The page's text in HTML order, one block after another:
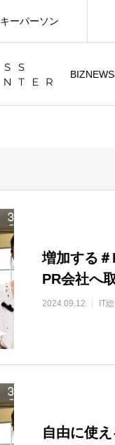
キーパーソン
増加する
PR会社へ
2024.09.12 IT
自由に使